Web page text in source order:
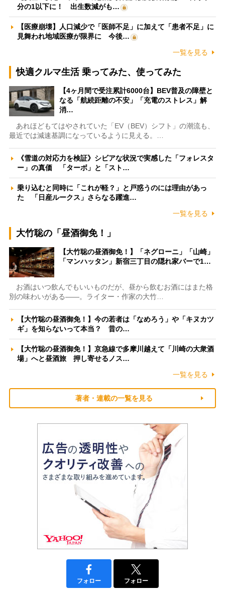
分の1以下に！ 出生数減がも…
【医療崩壊】人口減少で「医師不足」に加えて「患者不足」に
見舞われ地域医療が限界に 今後…
一覧を見る
快適クルマ生活 乗ってみた、使ってみた
【4ヶ月間で受注累計6000台】BEV普及の障壁と
なる「航続距離の不安」「充電のストレス」解
消…
あれほどもてはやされていた「EV（BEV）シフト」の潮流も、
最近では減速基調になっているように見える。…
《雪道の対応力を検証》シビアな状況で実感した「フォレスタ
ー」の真価 「ターボ」と「スト…
乗り込むと同時に「これが軽？」と戸惑うのには理由があっ
た 「日産ルークス」さらなる躍進…
一覧を見る
大竹聡の「昼酒御免！」
【大竹聡の昼酒御免！】「ネグローニ」「山崎」
「マンハッタン」新宿三丁目の隠れ家バーで1…
お酒はいつ飲んでもいいものだが、昼から飲むお酒にはまた格
別の味わいがある――。ライター・作家の大竹…
【大竹聡の昼酒御免！】今の若者は「なめろう」や「キヌカツ
ギ」を知らないって本当？ 昔の…
【大竹聡の昼酒御免！】京急線で多摩川越えて「川崎の大衆酒
場」へと昼酒旅 押し寄せるノス…
一覧を見る
著者・連載の一覧を見る
フォロー フォロー